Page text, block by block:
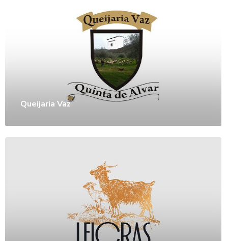
Queijaria Vaz